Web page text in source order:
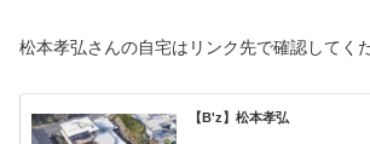
松本孝弘さんの自宅はリンク先で確認してく
【B'z】松本孝弘